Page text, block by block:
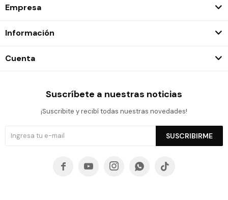
Empresa
Información
Cuenta
Suscríbete a nuestras noticias
¡Suscribite y recibí todas nuestras novedades!
SUSCRIBIRME
    